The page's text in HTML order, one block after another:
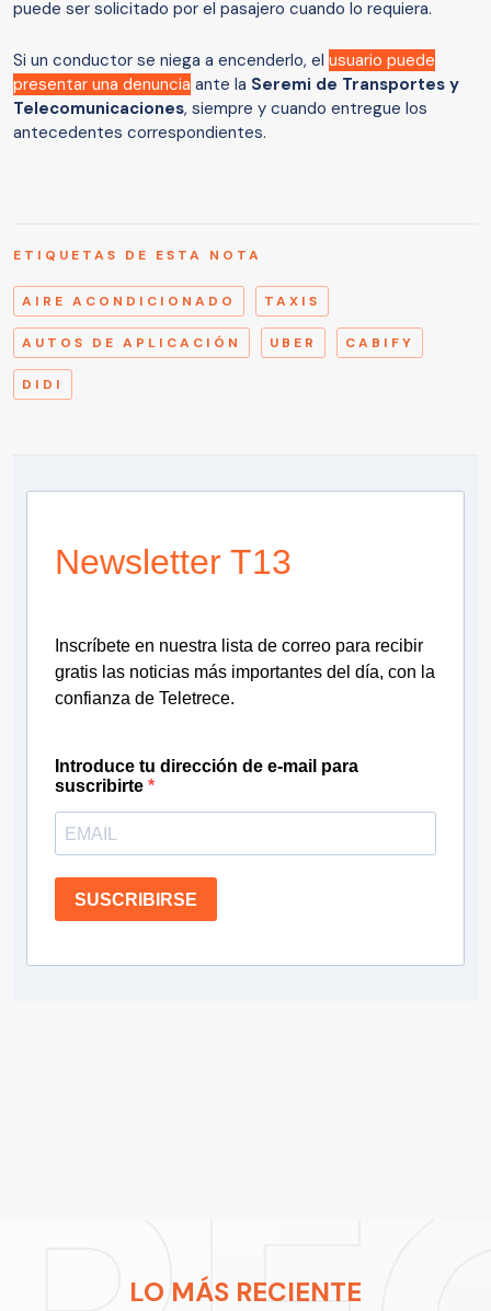
puede ser solicitado por el pasajero cuando lo requiera.
Si un conductor se niega a encenderlo, el usuario puede
presentar una denuncia ante la Seremi de Transportes y
Telecomunicaciones, siempre y cuando entregue los
antecedentes correspondientes.
ETIQUETAS DE ESTA NOTA
AIRE ACONDICIONADO TAXIS
AUTOS DE APLICACIÓN UBER CABIFY
DIDI
Newsletter T13
Inscríbete en nuestra lista de correo para recibir
gratis las noticias más importantes del día, con la
confianza de Teletrece.
Introduce tu dirección de e-mail para
suscribirte
SUSCRIBIRSE
LO MÁS RECIENTE